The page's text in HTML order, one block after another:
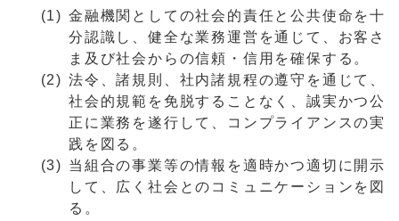
金融機関としての社会的責任と公共使命を十
分認識し、健全な業務運営を通じて、お客さ
ま及び社会からの信頼・信用を確保する。
法令、諸規則、社内諸規程の遵守を通じて、
社会的規範を免脱することなく、誠実かつ公
正に業務を遂行して、コンプライアンスの実
践を図る。
当組合の事業等の情報を適時かつ適切に開示
して、広く社会とのコミュニケーションを図
る。